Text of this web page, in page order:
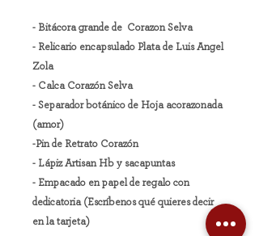
- Bitácora grande de Corazon Selva
- Relicario encapsulado Plata de Luis Angel
Zola
- Calca Corazón Selva
- Separador botánico de Hoja acorazonada
(amor)
-Pin de Retrato Corazón
- Lápiz Artisan Hb y sacapuntas
- Empacado en papel de regalo con
dedicatoria (Escríbenos qué quieres decir
en la tarjeta)